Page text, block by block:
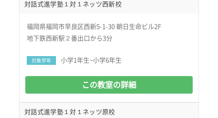
対話式進学塾１対１ネッツ西新校
福岡県福岡市早良区西新5-1-30 朝日生命ビル2F
地下鉄西新駅２番出口から3分
対象学年 小学1年生~小学6年生
この教室の詳細
対話式進学塾１対１ネッツ原校